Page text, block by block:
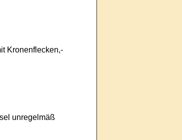
Kronenflecken,-
unregelmäß